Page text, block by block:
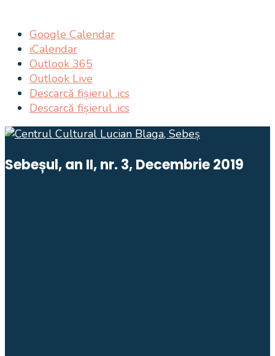
Google Calendar
iCalendar
Outlook 365
Outlook Live
Descarcă fișierul .ics
Descarcă fișierul .ics
Sebeșul, an II, nr. 3, Decembrie 2019